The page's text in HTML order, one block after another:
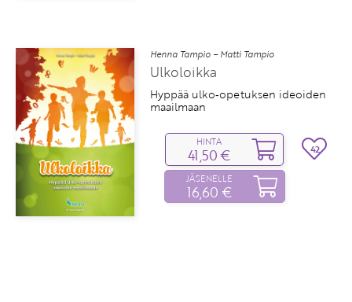
Henna Tampio – Matti Tampio
Ulkoloikka
Hyppää ulko‑opetuksen ideoiden
maailmaan
HINTA
41,50 €
JÄSENELLE
16,60 €
42